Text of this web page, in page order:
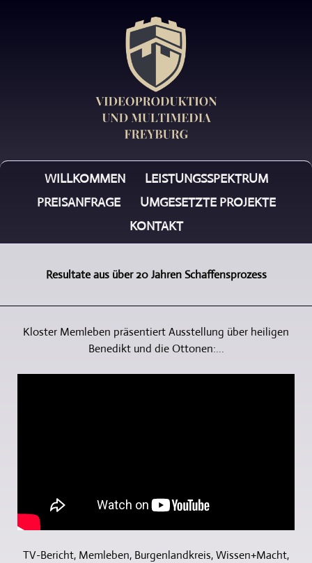
WILLKOMMEN
LEISTUNGSSPEKTRUM
PREISANFRAGE
UMGESETZTE PROJEKTE
KONTAKT
Resultate aus über 20 Jahren Schaffensprozess
Kloster Memleben präsentiert Ausstellung über heiligen
Benedikt und die Ottonen:...
TV-Bericht, Memleben, Burgenlandkreis, Wissen+Macht,